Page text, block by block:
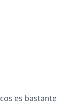
es bastante